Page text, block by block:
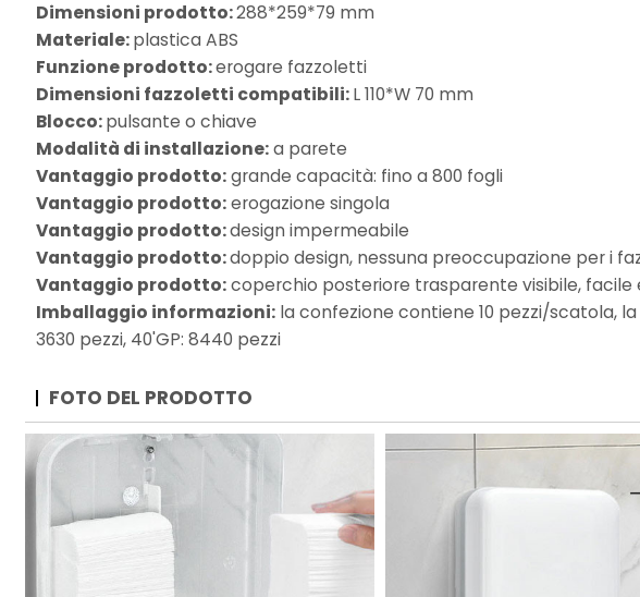
Dimensioni prodotto:288*259*79 mm
Materiale:plastica ABS
Funzione prodotto:erogare fazzoletti
Dimensioni fazzoletti compatibili:L 110*W 70 mm
Blocco:pulsante o chiave
Modalità di installazione:a parete
Vantaggio prodotto:grande capacità: fino a 800 fogli
Vantaggio prodotto:erogazione singola
Vantaggio prodotto:design impermeabile
Vantaggio prodotto:doppio design, nessuna preoccupazione per i
Vantaggio prodotto:coperchio posteriore trasparente visibile,
Imballaggio informazioni: la confezione contiene 10 pezzi/scatola,
3630 pezzi, 40'GP: 8440 pezzi
FOTO DEL PRODOTTO